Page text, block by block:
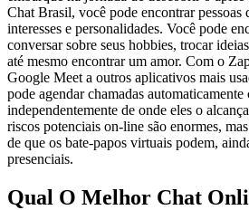
Chat Brasil, você pode encontrar pessoas
interesses e personalidades. Você pode
conversar sobre seus hobbies, trocar
até mesmo encontrar um amor. Com o
Google Meet a outros aplicativos mais
pode agendar chamadas automaticamente
independentemente de onde eles o
riscos potenciais on-line são enormes,
de que os bate-papos virtuais podem,
presenciais.
Qual O Melhor Chat